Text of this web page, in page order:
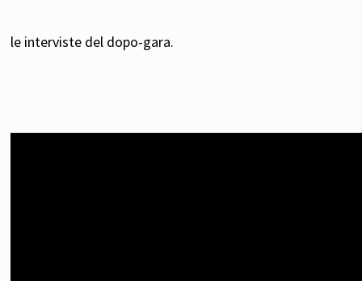
le interviste del dopo-gara.